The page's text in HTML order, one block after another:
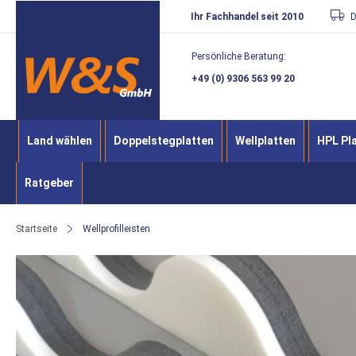
Direkt
zum
Inhalt
Ihr Fachhandel seit 2010
Persönliche Beratung:
+49 (0) 9306 563 99 20
Land wählen Doppelstegplatten Wellplatten HPL
Ratgeber
Startseite Wellprofilleisten
Zum
der
Bildergalerie